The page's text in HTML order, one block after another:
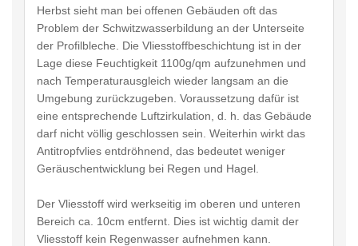
Herbst sieht man bei offenen Gebäuden oft das
Problem der Schwitzwasserbildung an der Unterseite
der Profilbleche. Die Vliesstoffbeschichtung ist in der
Lage diese Feuchtigkeit 1100g/qm aufzunehmen und
nach Temperaturausgleich wieder langsam an die
Umgebung zurückzugeben. Voraussetzung dafür ist
eine entsprechende Luftzirkulation, d. h. das Gebäude
darf nicht völlig geschlossen sein. Weiterhin wirkt das
Antitropfvlies entdröhnend, das bedeutet weniger
Geräuschentwicklung bei Regen und Hagel.
Der Vliesstoff wird werkseitig im oberen und unteren
Bereich ca. 10cm entfernt. Dies ist wichtig damit der
Vliesstoff kein Regenwasser aufnehmen kann.